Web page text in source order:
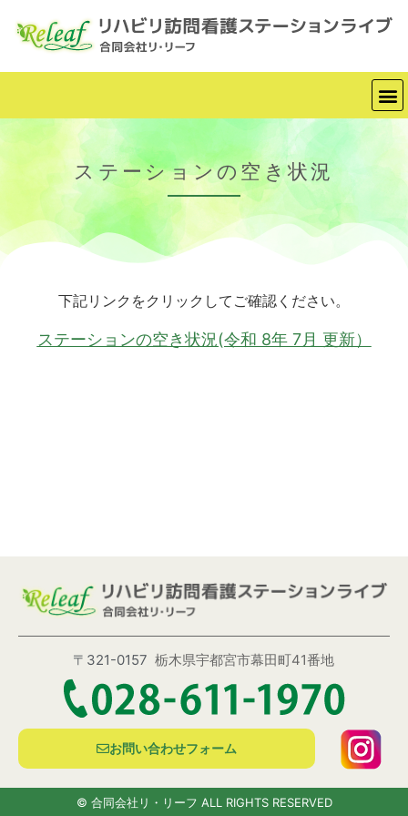
ステーションの空き状況
下記リンクをクリックしてご確認ください。
ステーションの空き状況(令和 8年 7月 更新）
〒321-0157栃木県宇都宮市幕田町41番地
お問い合わせフォーム
© 合同会社リ・リーフ ALL RIGHTS RESERVED